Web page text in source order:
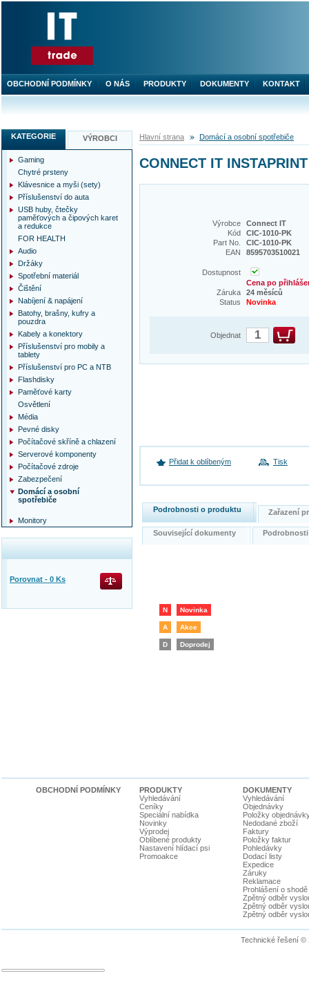
Hlavní strana Domácí a osobní spotřebiče
CONNECT IT
Výrobce
Connect IT
Kód
CIC-1010-PK
Part No.
CIC-1010-PK
EAN
8595703510021
Dostupnost
Cena po
Záruka
24 měsíců
Status
Novinka
Objednat
Přidat k oblíbeným Tisk
Podrobnosti o produktu Zařazení
Související dokumenty
N Novinka
A Akce
D Doprodej
KATEGORIE VÝROBCI
Gaming
Chytré prsteny
Klávesnice a myši (sety)
Příslušenství do auta
USB huby, čtečky
paměťových a čipových karet
a redukce
FOR HEALTH
Audio
Držáky
Spotřební materiál
Čištění
Nabíjení & napájení
Batohy, brašny, kufry a
pouzdra
Kabely a konektory
Příslušenství pro mobily a
tablety
Příslušenství pro PC a NTB
Flashdisky
Paměťové karty
Osvětlení
Média
Pevné disky
Počítačové skříně a chlazení
Serverové komponenty
Počítačové zdroje
Zabezpečení
Domácí a osobní
spotřebiče
Monitory
Porovnat - 0 Ks
OBCHODNÍ PODMÍNKY O NÁS PRODUKTY DOKUMENTY KONTAKT
OBCHODNÍ PODMÍNKY
PRODUKTY
Vyhledávání
Ceníky
Speciální nabídka
Novinky
Výprodej
Oblíbené produkty
Nastavení hlídací psi
Promoakce
DOKUMENTY
Vyhledávání
Objednávky
Položky
Nedodané zboží
Faktury
Položky faktur
Pohledávky
Dodací listy
Expedice
Záruky
Reklamace
Prohlášení o shodě
Zpětný odběr
Zpětný odběr
Zpětný odběr
Technické řešení ©